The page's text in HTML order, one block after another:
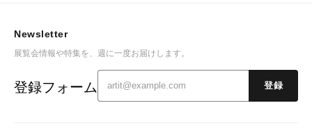
Newsletter
展覧会情報や特集を、週に一度お届けします。
登録フォーム 登録